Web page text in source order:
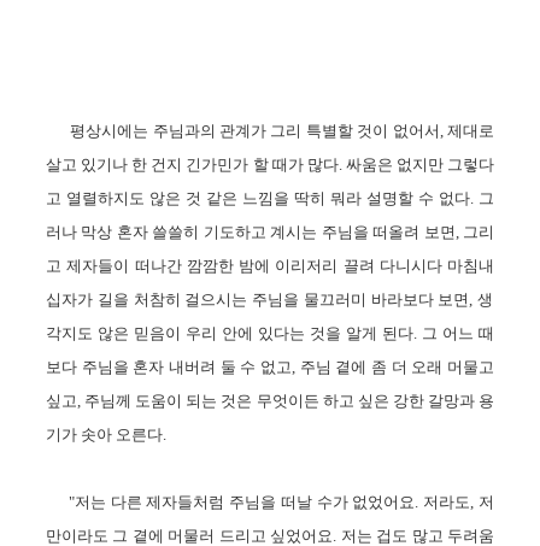
평상시에는 주님과의 관계가 그리 특별할 것이 없어서, 제대로
살고 있기나 한 건지 긴가민가 할 때가 많다. 싸움은 없지만 그렇다
고 열렬하지도 않은 것 같은 느낌을 딱히 뭐라 설명할 수 없다. 그
러나 막상 혼자 쓸쓸히 기도하고 계시는 주님을 떠올려 보면, 그리
고 제자들이 떠나간 깜깜한 밤에 이리저리 끌려 다니시다 마침내
십자가 길을 처참히 걸으시는 주님을 물끄러미 바라보다 보면, 생
각지도 않은 믿음이 우리 안에 있다는 것을 알게 된다. 그 어느 때
보다 주님을 혼자 내버려 둘 수 없고, 주님 곁에 좀 더 오래 머물고
싶고, 주님께 도움이 되는 것은 무엇이든 하고 싶은 강한 갈망과 용
기가 솟아 오른다.
"저는 다른 제자들처럼 주님을 떠날 수가 없었 어요. 저라도, 저
만이라도 그 곁에 머물러 드리고 싶었 어요. 저는 겁도 많고 두려움